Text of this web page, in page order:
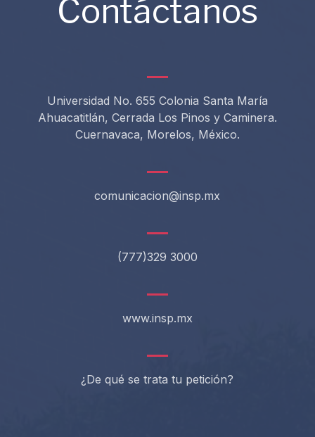
Contáctanos
Universidad No. 655 Colonia Santa María
Ahuacatitlán, Cerrada Los Pinos y Caminera.
Cuernavaca, Morelos, México.
comunicacion@insp.mx
(777)329 3000
www.insp.mx
¿De qué se trata tu petición?